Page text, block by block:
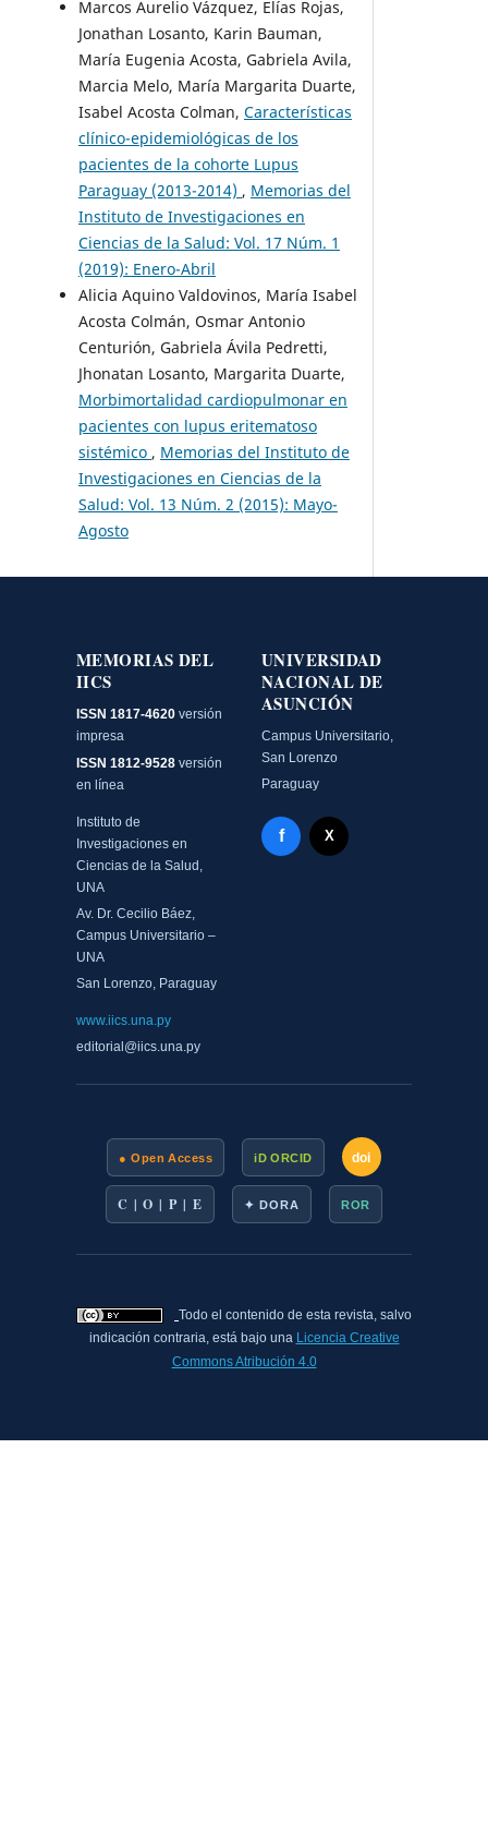
Marcos Aurelio Vázquez, Elías Rojas,
Jonathan Losanto, Karin Bauman,
María Eugenia Acosta, Gabriela Avila,
Marcia Melo, María Margarita Duarte,
Isabel Acosta Colman, Características
clínico-epidemiológicas de los
pacientes de la cohorte Lupus
Paraguay (2013-2014) , Memorias del
Instituto de Investigaciones en
Ciencias de la Salud: Vol. 17 Núm. 1
(2019): Enero-Abril
Alicia Aquino Valdovinos, María Isabel
Acosta Colmán, Osmar Antonio
Centurión, Gabriela Ávila Pedretti,
Jhonatan Losanto, Margarita Duarte,
Morbimortalidad cardiopulmonar en
pacientes con lupus eritematoso
sistémico , Memorias del Instituto de
Investigaciones en Ciencias de la
Salud: Vol. 13 Núm. 2 (2015): Mayo-
Agosto
MEMORIAS DEL
IICS
ISSN 1817-4620 versión
impresa
ISSN 1812-9528 versión
en línea
Instituto de
Investigaciones en
Ciencias de la Salud,
UNA
Av. Dr. Cecilio Báez,
Campus Universitario –
UNA
San Lorenzo, Paraguay
www.iics.una.py
editorial@iics.una.py
UNIVERSIDAD
NACIONAL DE
ASUNCIÓN
Campus Universitario,
San Lorenzo
Paraguay
Facebook - Memorias del
f X Twitter - MIICS UNA
X
● Open Access iD ORCID doi
C | O | P | E ✦ DORA ROR
Todo el contenido de esta revista, salvo
indicación contraria, está bajo una Licencia Creative
Commons Atribución 4.0